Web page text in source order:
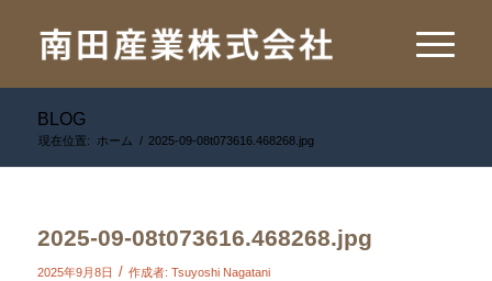
BLOG
現在位置: ホーム / 2025-09-08t073616.468268.jpg
2025-09-08t073616.468268.jpg
2025年9月8日 / 作成者: Tsuyoshi Nagatani